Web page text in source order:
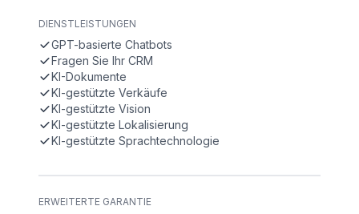
DIENSTLEISTUNGEN
GPT-basierte Chatbots
Fragen Sie Ihr CRM
KI-Dokumente
KI-gestützte Verkäufe
KI-gestützte Vision
KI-gestützte Lokalisierung
KI-gestützte Sprachtechnologie
ERWEITERTE GARANTIE